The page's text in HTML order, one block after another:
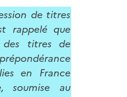
de titres
rappelé que
des titres de
en France
soumise au